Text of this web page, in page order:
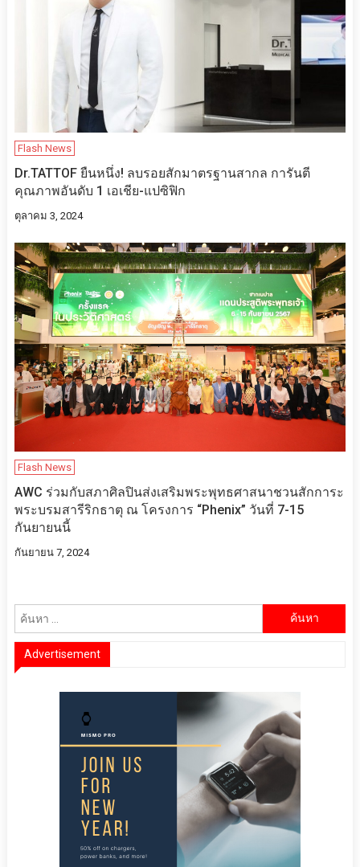
Flash News
Dr.TATTOF ยืนหนึ่ง! ลบรอยสักมาตรฐานสากล การันตี
คุณภาพอันดับ 1 เอเชีย-แปซิฟิก
ตุลาคม 3, 2024
Flash News
AWC ร่วมกับสภาศิลปินส่งเสริมพระพุทธศาสนาชวนสักการะ
พระบรมสารีริกธาตุ ณ โครงการ “Phenix” วันที่ 7-15
กันยายนนี้
กันยายน 7, 2024
Advertisement